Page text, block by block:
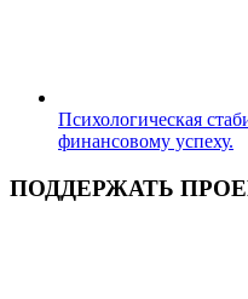
Психологическая
финансовому успеху.
ПОДДЕРЖАТЬ